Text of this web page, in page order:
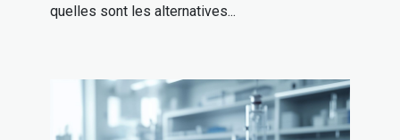
quelles sont les alternatives...